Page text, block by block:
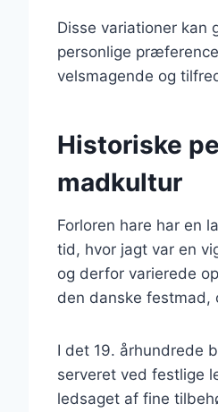
Disse variationer kan
personlige
velsmagende og
Historiske
madkultur
Forloren hare har en
tid, hvor jagt var en
og derfor varierede
den danske festmad,
I det 19. århundrede
serveret ved festlige
ledsaget af fine